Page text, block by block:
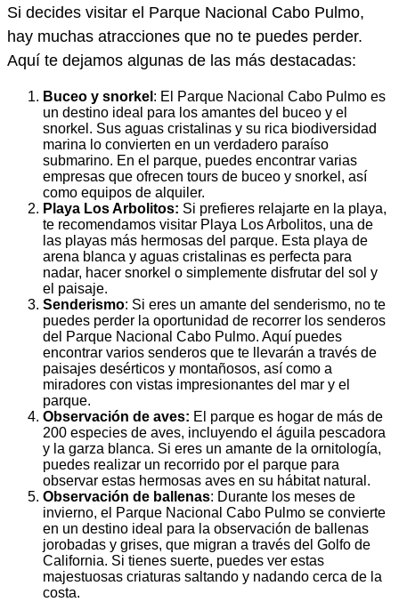
Si decides visitar el Parque Nacional Cabo Pulmo,
hay muchas atracciones que no te puedes perder.
Aquí te dejamos algunas de las más destacadas:
Buceo y snorkel : El Parque Nacional Cabo Pulmo es
un destino ideal para los amantes del buceo y el
snorkel. Sus aguas cristalinas y su rica biodiversidad
marina lo convierten en un verdadero paraíso
submarino. En el parque, puedes encontrar varias
empresas que ofrecen tours de buceo y snorkel, así
como equipos de alquiler.
Playa Los Arbolitos: Si prefieres relajarte en la playa,
te recomendamos visitar Playa Los Arbolitos, una de
las playas más hermosas del parque. Esta playa de
arena blanca y aguas cristalinas es perfecta para
nadar, hacer snorkel o simplemente disfrutar del sol y
el paisaje.
Senderismo: Si eres un amante del senderismo, no te
puedes perder la oportunidad de recorrer los senderos
del Parque Nacional Cabo Pulmo. Aquí puedes
encontrar varios senderos que te llevarán a través de
paisajes desérticos y montañosos, así como a
miradores con vistas impresionantes del mar y el
parque.
Observación de aves: El parque es hogar de más de
200 especies de aves, incluyendo el águila pescadora
y la garza blanca. Si eres un amante de la ornitología,
puedes realizar un recorrido por el parque para
observar estas hermosas aves en su hábitat natural.
Observación de ballenas: Durante los meses de
invierno, el Parque Nacional Cabo Pulmo se convierte
en un destino ideal para la observación de ballenas
jorobadas y grises, que migran a través del Golfo de
California. Si tienes suerte, puedes ver estas
majestuosas criaturas saltando y nadando cerca de la
costa.